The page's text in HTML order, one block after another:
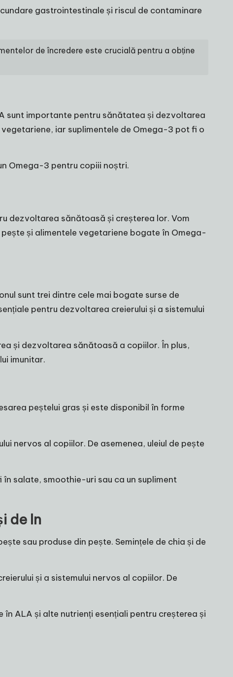
gastrointestinale și riscul de contaminare
de încredere este crucială pentru a obține
sunt importante pentru sănătatea și dezvoltarea
iar suplimentele de Omega-3 pot fi o
Omega-3 pentru copiii noștri.
dezvoltarea sănătoasă și creșterea lor. Vom
și alimentele vegetariene bogate în Omega-
sunt trei dintre cele mai bogate surse de
pentru dezvoltarea creierului și a sistemului
și dezvoltarea sănătoasă a copiilor. În plus,
imunitar.
peștelui gras și este disponibil în forme
nervos al copiilor. De asemenea, uleiul de pește
salate, smoothie-uri sau ca un supliment
de In
sau produse din pește. Semințele de chia și de
și a sistemului nervos al copiilor. De
ALA și alte nutrienți esențiali pentru creșterea și